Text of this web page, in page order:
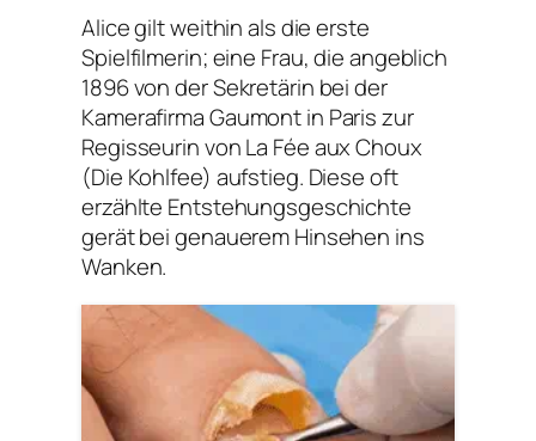
Alice gilt weithin als die erste
Spielfilmerin; eine Frau, die angeblich
1896 von der Sekretärin bei der
Kamerafirma Gaumont in Paris zur
Regisseurin von La Fée aux Choux
(Die Kohlfee) aufstieg. Diese oft
erzählte Entstehungsgeschichte
gerät bei genauerem Hinsehen ins
Wanken.